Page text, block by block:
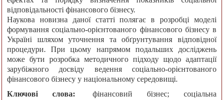
відповідальності фінансового бізнесу.
Наукова новизна даної статті полягає в розробці моделі
формування соціально-орієнтованого фінансового бізнесу в
Україні шляхом уточнення та обґрунтування відповідної
процедури. При цьому напрямом подальших досліджень
може бути розробка методичного підходу щодо адаптації
зарубіжного досвіду ведення соціально-орієнтованого
фінансового бізнесу у національному середовищі.
Ключові слова:
фінансовий бізнес; соціальна